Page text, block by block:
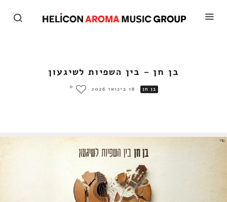
בן חן – בין השפיות לשיגעון
בן חן · 18 בינואר 2026 ·
0